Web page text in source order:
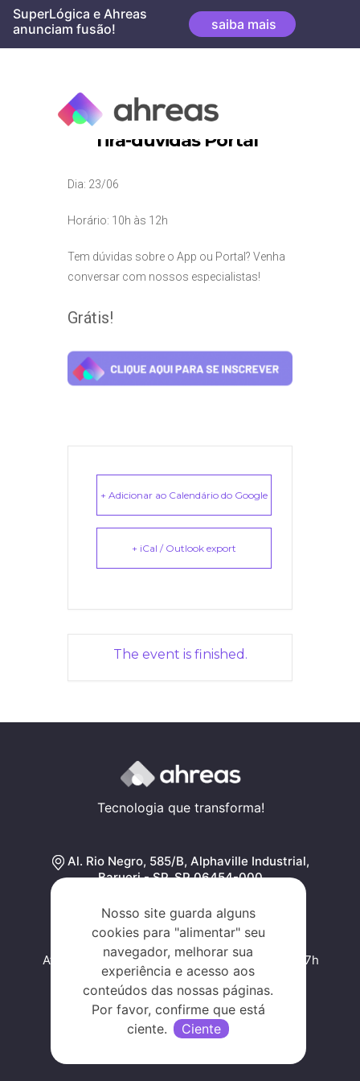
Skip
content
SuperLógica e Ahreas
anunciam fusão!
saiba mais
Nosso site guarda alguns
cookies para "alimentar" seu
navegador, melhorar sua
experiência e acesso aos
conteúdos das nossas páginas.
Por favor, confirme que está
ciente.
Ciente
Tira-dúvidas Portal
Dia: 23/06
Horário: 10h às 12h
Tem dúvidas sobre o App ou Portal? Venha
conversar com nossos especialistas!
Grátis!
+ Adicionar ao Calendário do Google
+ iCal / Outlook export
The event is finished.
Tecnologia que transforma!
Al. Rio Negro, 585/B, Alphaville Industrial,
Barueri - SP, SP 06454-000
Atendimento de segunda a sexta, das 09h às 17h